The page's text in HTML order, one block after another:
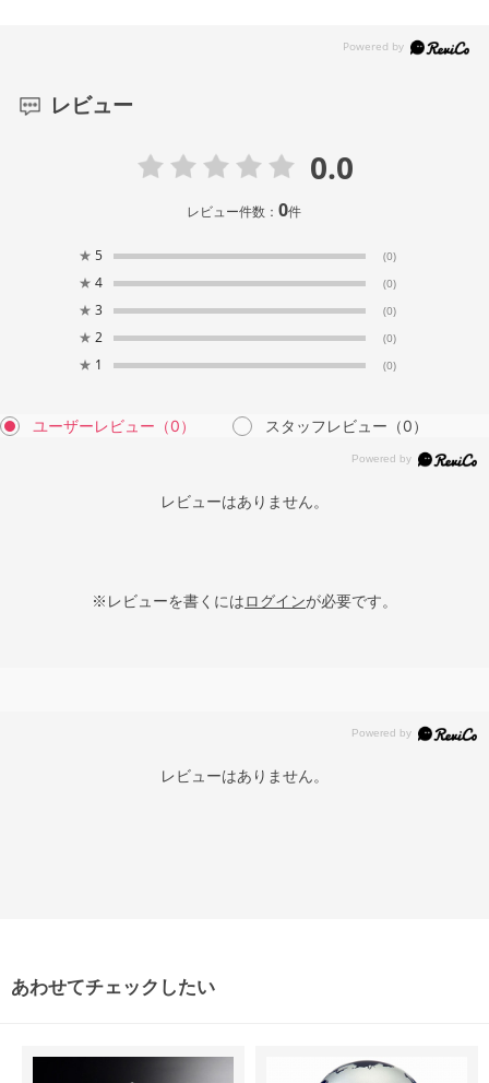
レビュー
0.0
レビュー件数：0件
★ 5 (0)
★ 4 (0)
★ 3 (0)
★ 2 (0)
★ 1 (0)
ユーザーレビュー （0） スタッフレビュー （0）
レビューはありません。
※レビューを書くにはログインが必要です。
レビューはありません。
あわせてチェックしたい